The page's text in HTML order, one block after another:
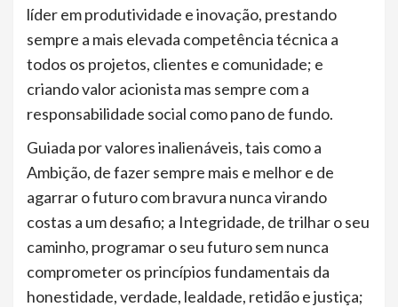
líder em produtividade e inovação, prestando
sempre a mais elevada competência técnica a
todos os projetos, clientes e comunidade; e
criando valor acionista mas sempre com a
responsabilidade social como pano de fundo.
Guiada por valores inalienáveis, tais como a
Ambição, de fazer sempre mais e melhor e de
agarrar o futuro com bravura nunca virando
costas a um desafio; a Integridade, de trilhar o seu
caminho, programar o seu futuro sem nunca
comprometer os princípios fundamentais da
honestidade, verdade, lealdade, retidão e justiça;